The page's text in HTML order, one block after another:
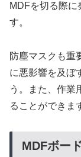
MDFを切る際に
す。
防塵マスクも重
に悪影響を及ぼ
う。また、作業
ることができま
MDFボー